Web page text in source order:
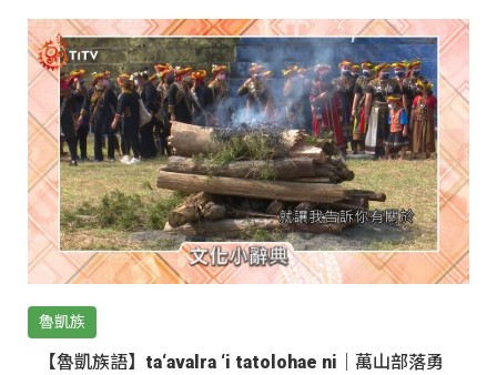
魯凱族
【魯凱族語】ta‘avalra ‘i tatolohae ni｜萬山部落勇